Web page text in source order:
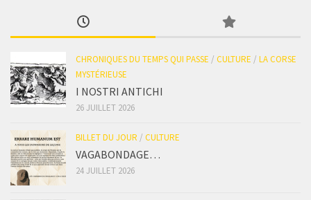
CHRONIQUES DU TEMPS QUI PASSE / CULTURE / LA CORSE
MYSTÉRIEUSE
I NOSTRI ANTICHI
26 JUILLET 2026
BILLET DU JOUR / CULTURE
VAGABONDAGE…
24 JUILLET 2026